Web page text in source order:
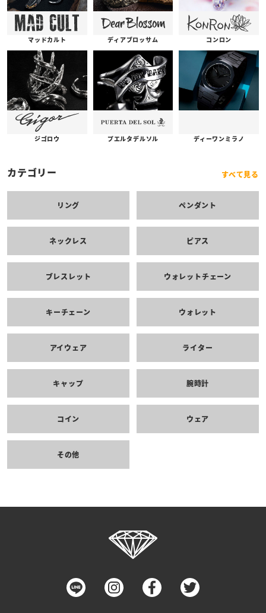
マッドカルト ディアブロッサム コンロン
ジゴロウ プエルタデルソル ディーワンミラノ
カテゴリー すべて見る
リング ペンダント
ネックレス ピアス
ブレスレット ウォレットチェーン
キーチェーン ウォレット
アイウェア ライター
キャップ 腕時計
コイン ウェア
その他